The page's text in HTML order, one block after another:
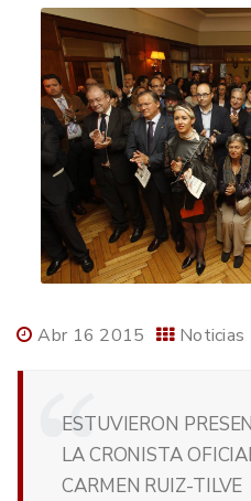
Abr 16 2015 Noticias
ESTUVIERON
LA CRONISTA
CARMEN RUIZ-TILVE